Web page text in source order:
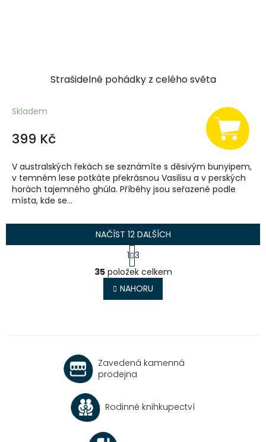
Strašidelné pohádky z celého světa
Skladem
399 Kč
V australských řekách se seznámíte s děsivým bunyipem,
v temném lese potkáte překrásnou Vasilisu a v perských
horách tajemného ghúla. Příběhy jsou seřazené podle
místa, kde se...
O
v
l
á
p
r
v
y
v
NAČÍST 12 DALŠÍCH
S
t
r
á
n
k
1 3
35položek celkem
NAHORU
Zavedená kamenná
prodejna
Rodinné knihkupectví